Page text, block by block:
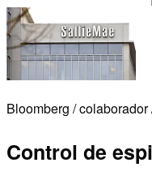
Bloomberg /
Control de